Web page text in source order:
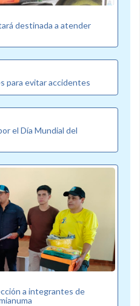
destinada a atender
para evitar accidentes
el Día Mundial del
a integrantes de